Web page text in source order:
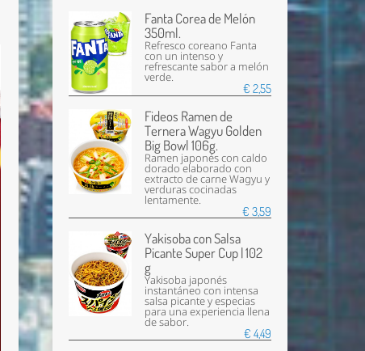
Fanta Corea de Melón
350ml.
Refresco coreano Fanta
con un intenso y
refrescante sabor a melón
verde.
€ 2,55
Fideos Ramen de
Ternera Wagyu Golden
Big Bowl 106g.
Ramen japonés con caldo
dorado elaborado con
extracto de carne Wagyu y
verduras cocinadas
lentamente.
€ 3,59
Yakisoba con Salsa
Picante Super Cup | 102
g
Yakisoba japonés
instantáneo con intensa
salsa picante y especias
para una experiencia llena
de sabor.
€ 4,49